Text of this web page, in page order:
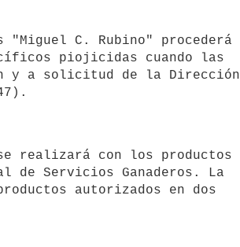
piojicidas cuando las
y a solicitud de la Dirección
de Servicios Ganaderos. La
autorizados en dos